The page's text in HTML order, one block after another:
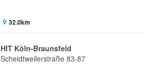
32.0km
HIT Köln-Braunsfeld
Scheidtweilerstraße 83-87